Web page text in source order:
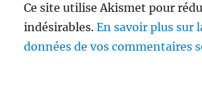
Ce site utilise Akismet pour
indésirables.En savoir plus sur
données de vos commentaires